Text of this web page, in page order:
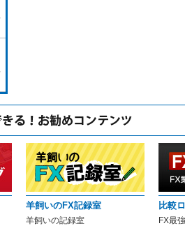
羊飼いのFX記録室
羊飼いの記録室
比較
FX最